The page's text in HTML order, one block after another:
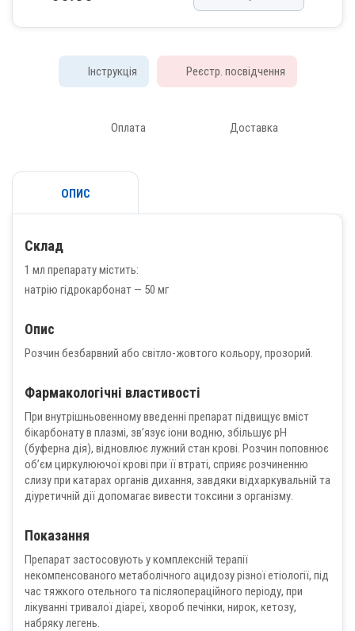
Інструкція Реєстр. посвідчення
Оплата Доставка
ОПИС
Склад
1 мл препарату містить:
натрію гідрокарбонат — 50 мг
Опис
Розчин безбарвний або світло-жовтого кольору, прозорий.
Фармакологічні властивості
При внутрішньовенному введенні препарат підвищує вміст
бікарбонату в плазмі, зв’язує іони водню, збільшує рН
(буферна дія), відновлює лужний стан крові. Розчин поповнює
об’єм циркулюючої крові при її втраті, сприяє розчиненню
слизу при катарах органів дихання, завдяки відхаркувальній та
діуретичній дії допомагає вивести токсини з організму.
Показання
Препарат застосовують у комплексній терапії
некомпенсованого метаболічного ацидозу різної етіології, під
час тяжкого отельного та післяопераційного періоду, при
лікуванні тривалої діареї, хвороб печінки, нирок, кетозу,
набряку легень.